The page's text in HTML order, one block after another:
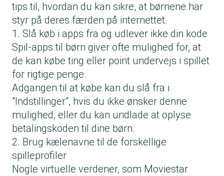
tips til, hvordan du kan sikre, at børnene har
styr på deres færden på internettet.
1. Slå køb i apps fra og udlever ikke din kode
Spil-apps til børn giver ofte mulighed for, at
de kan købe ting eller point undervejs i spillet
for rigtige penge.
Adgangen til at købe kan du slå fra i
"Indstillinger", hvis du ikke ønsker denne
mulighed, eller du kan undlade at oplyse
betalingskoden til dine børn.
2. Brug kælenavne til de forskellige
spilleprofiler
Nogle virtuelle verdener, som Moviestar